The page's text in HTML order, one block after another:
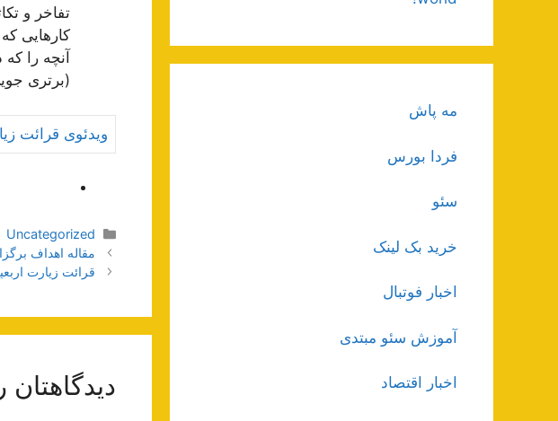
تفاخر و
كارهایی
آنچه را
(برتری
ویدئوی قرائت
دسته‌ها
Uncategorized
ناوبری
نوشته‌ها
مقاله اهداف
قرائت زیارت
دیدگاهتان
مه پاش
فردا بورس
سئو
خرید بک لینک
اخبار فوتبال
آموزش سئو مبتدی
اخبار اقتصاد